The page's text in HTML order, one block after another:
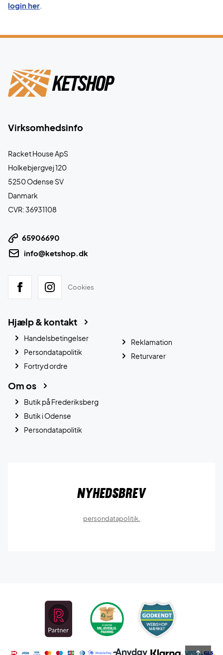
login her
Virksomhedsinfo
Racket House ApS
Holkebjergvej 120
5250 Odense SV
Danmark
CVR: 36931108
65906690
info@ketshop.dk
Cookies
Hjælp & kontakt
Handelsbetingelser
Persondatapolitik
Fortryd ordre
Reklamation
Returvarer
Om os
Butik på Frederiksberg
Butik i Odense
Persondatapolitik
Nyhedsbrev
persondatapolitik.